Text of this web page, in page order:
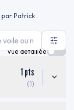
parPatrick
Vue détaillée
1 pts
(1)